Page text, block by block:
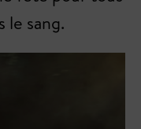
le sang.